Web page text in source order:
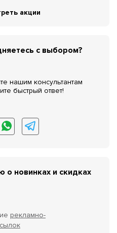
акции
с выбором?
нашим консультантам
быстрый ответ!
новинках и скидках
рекламно-